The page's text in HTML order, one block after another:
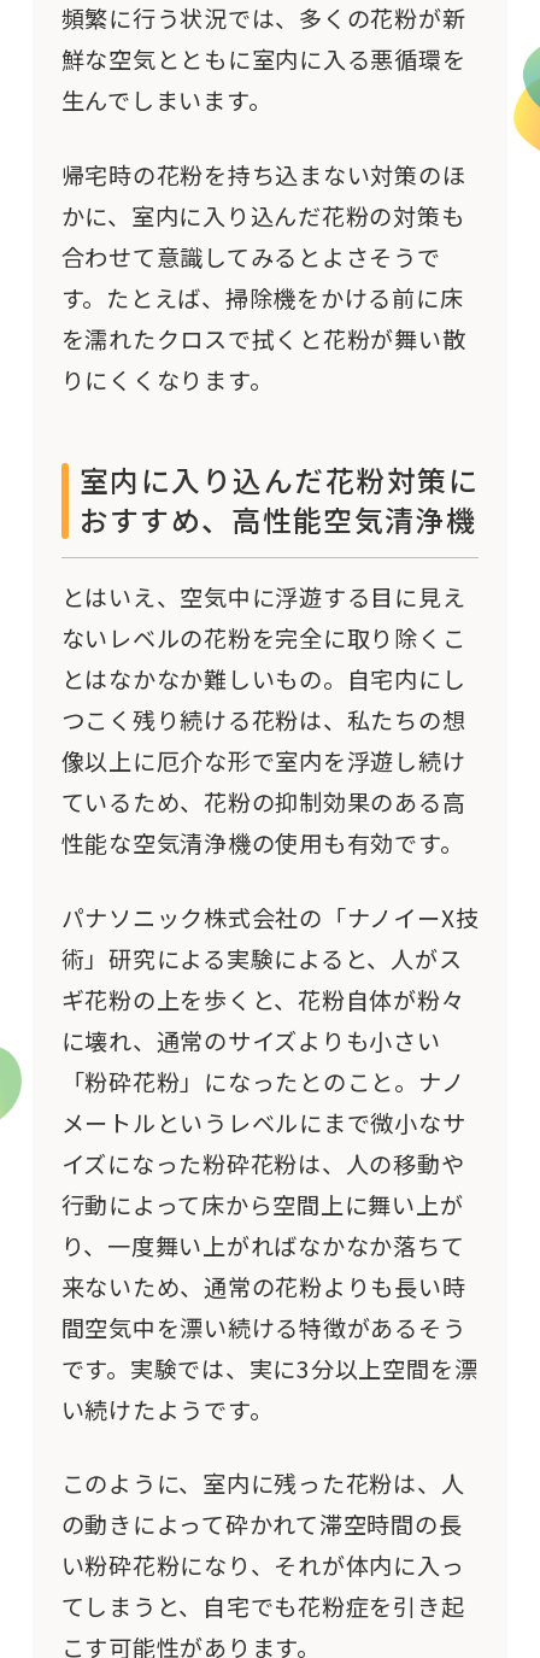
頻繁に行う状況では、多くの花粉が新
鮮な空気とともに室内に入る悪循環を
生んでしまいます。
帰宅時の花粉を持ち込まない対策のほ
かに、室内に入り込んだ花粉の対策も
合わせて意識してみるとよさそうで
す。たとえば、掃除機をかける前に床
を濡れたクロスで拭くと花粉が舞い散
りにくくなります。
室内に入り込んだ花粉対策に
おすすめ、高性能空気清浄機
とはいえ、空気中に浮遊する目に見え
ないレベルの花粉を完全に取り除くこ
とはなかなか難しいもの。自宅内にし
つこく残り続ける花粉は、私たちの想
像以上に厄介な形で室内を浮遊し続け
ているため、花粉の抑制効果のある高
性能な空気清浄機の使用も有効です。
パナソニック株式会社の「ナノイーX技
術」研究による実験によると、人がス
ギ花粉の上を歩くと、花粉自体が粉々
に壊れ、通常のサイズよりも小さい
「粉砕花粉」になったとのこと。ナノ
メートルというレベルにまで微小なサ
イズになった粉砕花粉は、人の移動や
行動によって床から空間上に舞い上が
り、一度舞い上がればなかなか落ちて
来ないため、通常の花粉よりも長い時
間空気中を漂い続ける特徴があるそう
です。実験では、実に3分以上空間を漂
い続けたようです。
このように、室内に残った花粉は、人
の動きによって砕かれて滞空時間の長
い粉砕花粉になり、それが体内に入っ
てしまうと、自宅でも花粉症を引き起
こす可能性があります。